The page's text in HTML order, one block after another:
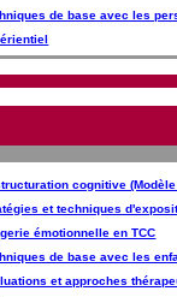
de base avec les
cognitive
et techniques
émotionnelle en TCC
de base avec les
et approches